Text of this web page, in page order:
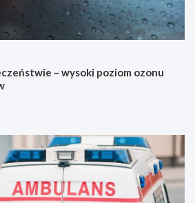
– wysoki poziom ozonu